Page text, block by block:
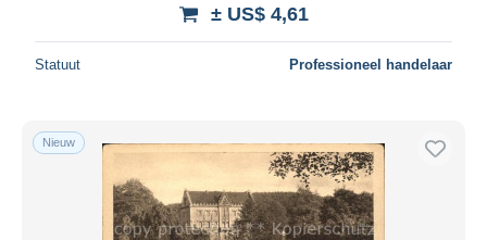
± US$ 4,61
Statuut Professioneel handelaar
Nieuw